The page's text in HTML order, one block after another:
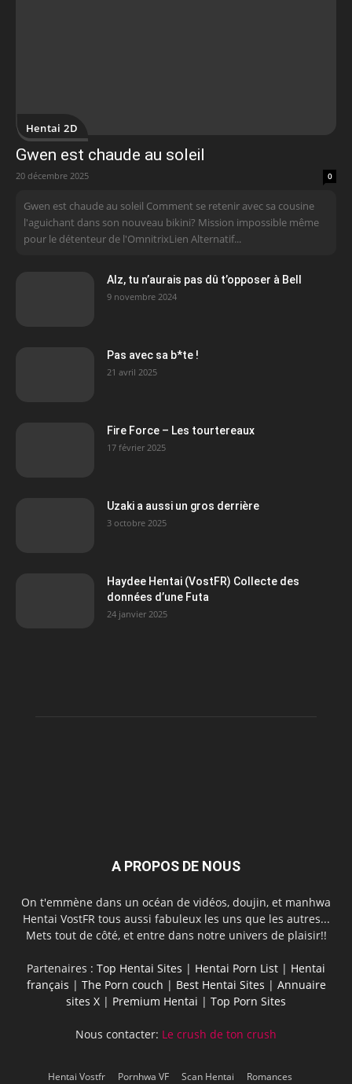
Hentai 2D
Gwen est chaude au soleil
20 décembre 2025 0
Gwen est chaude au soleil Comment se retenir avec sa cousine
l'aguichant dans son nouveau bikini? Mission impossible même
pour le détenteur de l'OmnitrixLien Alternatif...
AIz, tu n’aurais pas dû t’opposer à Bell
9 novembre 2024
Pas avec sa b*te !
21 avril 2025
Fire Force – Les tourtereaux
17 février 2025
Uzaki a aussi un gros derrière
3 octobre 2025
Haydee Hentai (VostFR) Collecte des
données d’une Futa
24 janvier 2025
A PROPOS DE NOUS
On t'emmène dans un océan de vidéos, doujin, et manhwa
Hentai VostFR tous aussi fabuleux les uns que les autres...
Mets tout de côté, et entre dans notre univers de plaisir!!
Partenaires : Top Hentai Sites | Hentai Porn List | Hentai
français | The Porn couch | Best Hentai Sites | Annuaire
sites X | Premium Hentai | Top Porn Sites
Nous contacter: Le crush de ton crush
Hentai Vostfr Pornhwa VF Scan Hentai Romances